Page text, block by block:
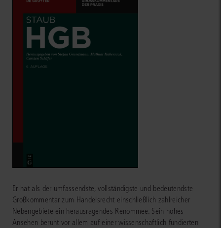
Er hat als der umfassendste, vollständigste und bedeutendste
Großkommentar zum Handelsrecht einschließlich zahlreicher
Nebengebiete ein herausragendes Renommee. Sein hohes
Ansehen beruht vor allem auf einer wissenschaftlich fundierten